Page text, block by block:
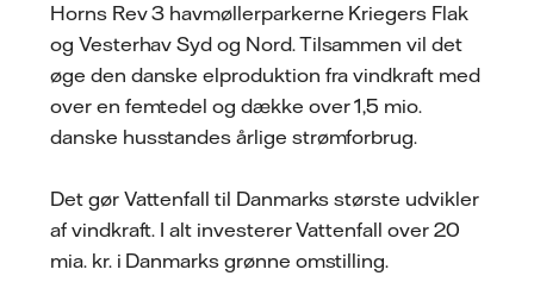
Horns Rev 3 havmøllerparkerne Kriegers Flak
og Vesterhav Syd og Nord. Tilsammen vil det
øge den danske elproduktion fra vindkraft med
over en femtedel og dække over 1,5 mio.
danske husstandes årlige strømforbrug.
Det gør Vattenfall til Danmarks største udvikler
af vindkraft. I alt investerer Vattenfall over 20
mia. kr. i Danmarks grønne omstilling.